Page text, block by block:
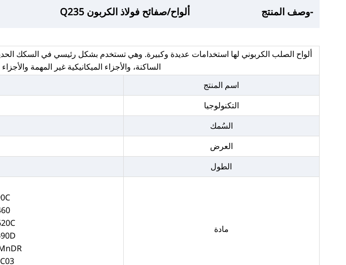
ألواح/صفائح فولاذ الكربون Q235 -وصف المنتج
ألواح الصلب الكربوني لها استخدامات عديدة وكبيرة. وهي تستخدم بشكل رئيسي في السكك
الساكنة، والأجزاء الميكانيكية غير المهمة
اسم المنتج
التكنولوجيا
السُمك
العرض
الطول
مادة
ألواح/صفائح فولاذ الكربون Q235 -عرض المنتج ألواح/صفائح فولاذ الكربون Q235 - ورشة عمل المصنع ألواح/صفائح فولاذ الكربون Q235 -تغليف المنتج